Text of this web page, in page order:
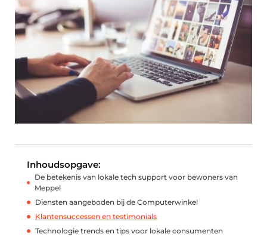
Inhoudsopgave:
De betekenis van lokale tech support voor bewoners van
Meppel
Diensten aangeboden bij de Computerwinkel
Klantensuccessen en testimonials
Technologie trends en tips voor lokale consumenten